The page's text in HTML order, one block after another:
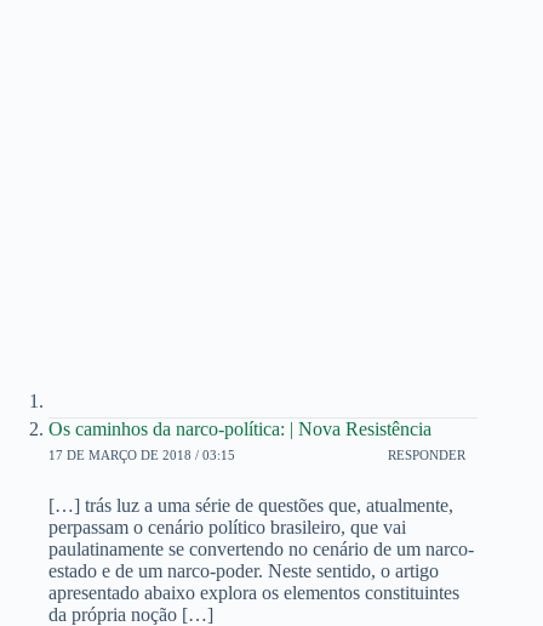
Os caminhos da narco-política: | Nova Resistência
17 DE MARÇO DE 2018 / 03:15 RESPONDER
[…] trás luz a uma série de questões que, atualmente,
perpassam o cenário político brasileiro, que vai
paulatinamente se convertendo no cenário de um narco-
estado e de um narco-poder. Neste sentido, o artigo
apresentado abaixo explora os elementos constituintes
da própria noção […]